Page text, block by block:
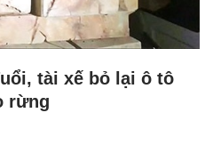
tài xế bỏ lại ô tô
rừng